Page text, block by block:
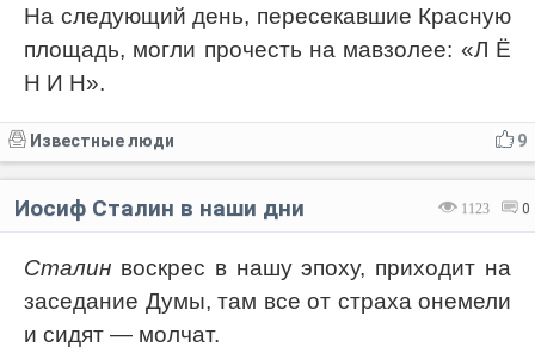
На следующий день, пересекавшие Красную
площадь, могли прочесть на мавзолее: «Л Ё
Н И Н».
9
Известные люди
1123 0
Иосиф Сталин в наши дни
Сталин воскрес в нашу эпоху, приходит на
заседание Думы, там все от страха онемели
и сидят — молчат.